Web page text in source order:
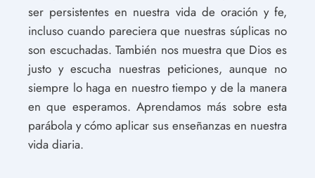
ser persistentes en nuestra vida de oración y fe,
incluso cuando pareciera que nuestras súplicas no
son escuchadas. También nos muestra que Dios es
justo y escucha nuestras peticiones, aunque no
siempre lo haga en nuestro tiempo y de la manera
en que esperamos. Aprendamos más sobre esta
parábola y cómo aplicar sus enseñanzas en nuestra
vida diaria.